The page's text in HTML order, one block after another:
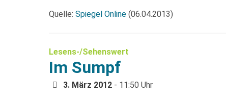
Quelle: Spiegel Online (06.04.2013)
Lesens-/Sehenswert
Im Sumpf
3. März 2012 - 11:50 Uhr